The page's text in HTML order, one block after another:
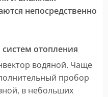
непосредственно
отопления
водяной. Чаще
пробор
в небольших